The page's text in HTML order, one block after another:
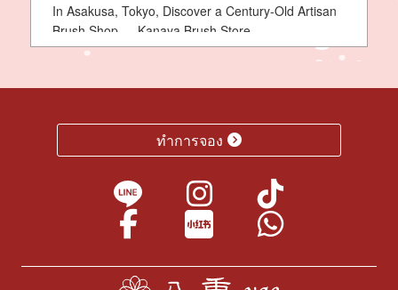
In Asakusa, Tokyo, Discover a Century-Old Artisan
Brush Shop — Kanaya Brush Store
ทำการจอง